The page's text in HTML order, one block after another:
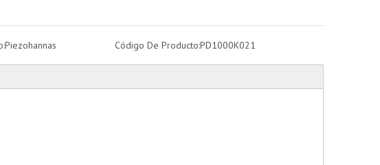
Piezohannas Código De Producto:PD1000K021